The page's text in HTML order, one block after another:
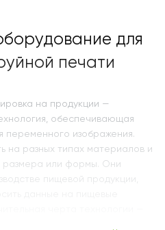
для
печати
на продукции —
обеспечивающая
переменного изображения.
на разных типах материалов и
размера или формы. Они
пищевой продукции,